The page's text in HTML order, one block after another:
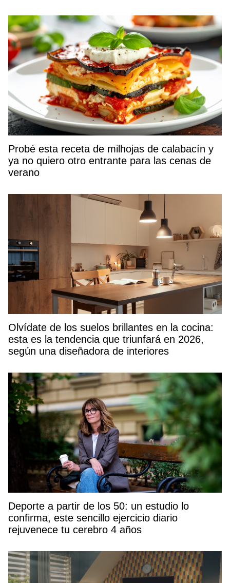
Probé esta receta de milhojas de calabacín y
ya no quiero otro entrante para las cenas de
verano
Olvídate de los suelos brillantes en la cocina:
esta es la tendencia que triunfará en 2026,
según una diseñadora de interiores
Deporte a partir de los 50: un estudio lo
confirma, este sencillo ejercicio diario
rejuvenece tu cerebro 4 años